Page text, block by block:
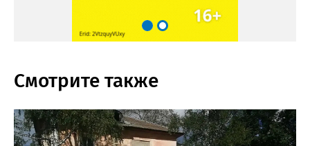
Смотрите также